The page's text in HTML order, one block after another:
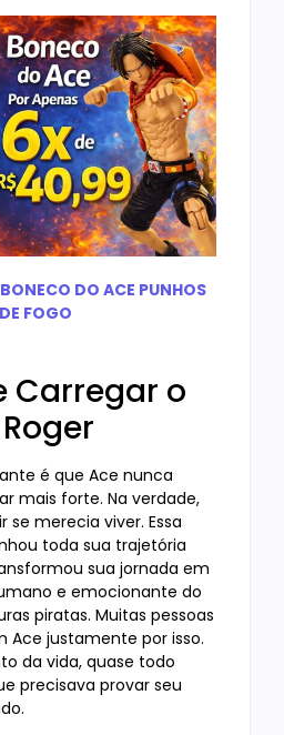
DO ACE PUNHOS
DE FOGO
Carregar o
é que Ace nunca
mais forte. Na verdade,
se merecia viver. Essa
toda sua trajetória
sua jornada em
e emocionante do
piratas. Muitas pessoas
Ace justamente por isso.
da vida, quase todo
precisava provar seu